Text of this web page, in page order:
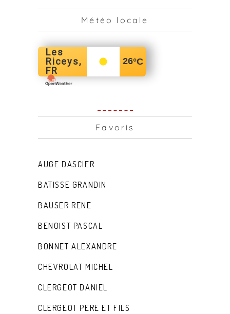
...
Météo locale
Les
Riceys,
FR
26°C
Favoris
AUGE DASCIER
BATISSE GRANDIN
BAUSER RENE
BENOIST PASCAL
BONNET ALEXANDRE
CHEVROLAT MICHEL
CLERGEOT DANIEL
CLERGEOT PERE ET FILS